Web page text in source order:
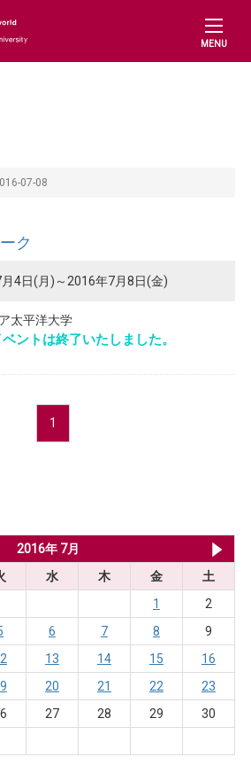
MENU
07-08
ク
4日(月)～2016年7月8日(金)
太平洋大学
ントは終了いたしました。
1
2016年 7月
水 木 金
土
1
2
6 7 8
9
13 14 15
16
20 21 22
23
27 28 29
30